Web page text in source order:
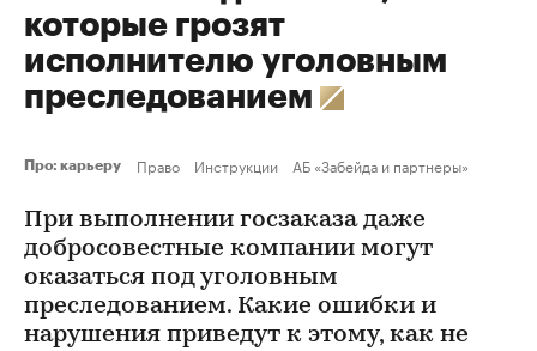
которые грозят
исполнителю уголовным
преследованием
Про: карьеру Право Инструкции АБ «Забейда и партнеры»
При выполнении госзаказа даже
добросовестные компании могут
оказаться под уголовным
преследованием. Какие ошибки и
нарушения приведут к этому, как не